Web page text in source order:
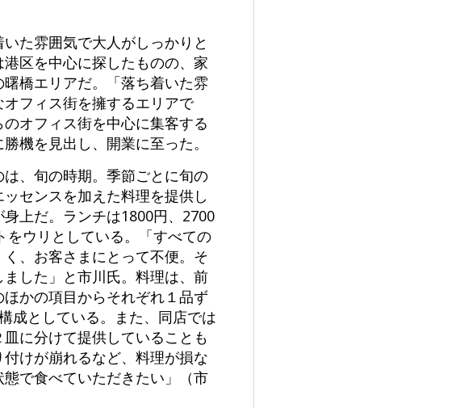
た雰囲気で大人がしっかりと
区を中心に探したものの、家
橋エリアだ。「落ち着いた雰
フィス街を擁するエリアで
オフィス街を中心に集客する
機を見出し、開業に至った。
、旬の時期。季節ごとに旬の
センスを加えた料理を提供し
上だ。ランチは1800円、2700
をウリとしている。「すべての
、お客さまにとって不便。そ
した」と市川氏。料理は、前
かの項目からそれぞれ１品ず
成としている。また、同店では
に分けて提供していることも
けが崩れるなど、料理が損な
で食べていただきたい」（市